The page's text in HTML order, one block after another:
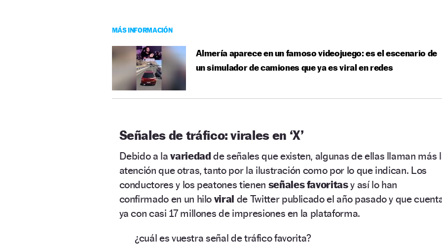
MÁS INFORMACIÓN
Almería aparece en un famoso videojuego: es el escenario de
un simulador de camiones que ya es viral en redes
Señales de tráfico: virales en ‘X’
Debido a lavariedadde señales que existen, algunas de ellas llaman más
atención que otras, tanto por la ilustración como por lo que indican. Los
conductores y los peatones tienen señales favoritasy así lo han
confirmado en un hilo viral de Twitter publicado el año pasado y que
ya con casi 17 millones de impresiones en la plataforma.
¿cuál es vuestra señal de tráfico favorita?